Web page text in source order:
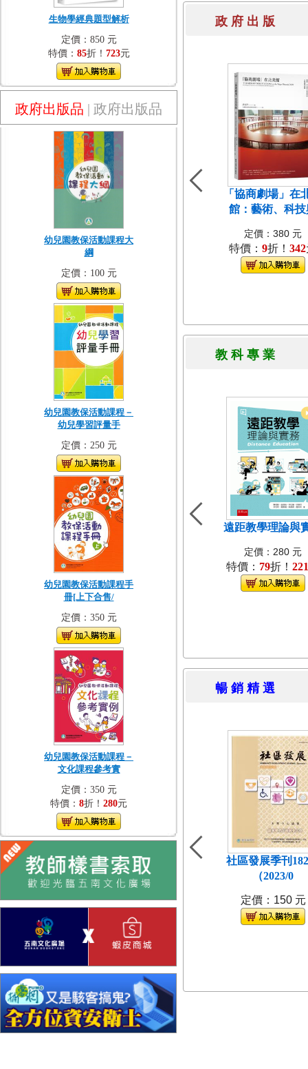
生物學經典題型解析
定價：850 元
特價： 85折！ 723元
政府出版品 | 政府出版品
幼兒園教保活動課程大
綱
定價：100 元
幼兒園教保活動課程－
幼兒學習評量手
定價：250 元
幼兒園教保活動課程手
冊[上下合售/
定價：350 元
幼兒園教保活動課程－
文化課程參考實
定價：350 元
特價： 8折！ 280元
政 府 出
「協商劇場」在
館：藝術、科技
定價：380 元
特價： 9折！ 342
教 科 專
遠距教學理論與
定價：280 元
特價： 79折！ 221
暢 銷 精
社區發展季刊
（2023/0
定價：150 元